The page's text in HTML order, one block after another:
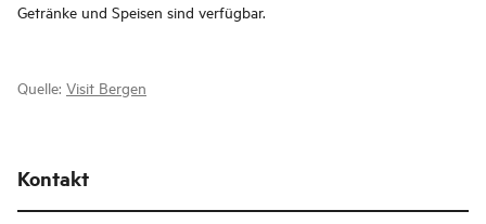
Getränke und Speisen sind verfügbar.
Quelle: Visit Bergen
Kontakt